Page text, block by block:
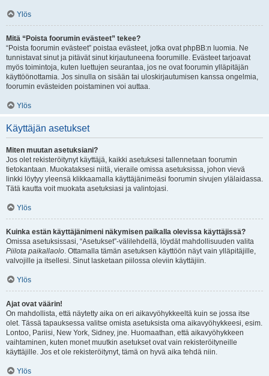
Ylös
Mitä “Poista foorumin evästeet” tekee?
“Poista foorumin evästeet” poistaa evästeet, jotka ovat phpBB:n luomia. Ne
tunnistavat sinut ja pitävät sinut kirjautuneena foorumille. Evästeet tarjoavat
myös toimintoja, kuten luettujen seurantaa, jos ne ovat foorumin ylläpitäjän
käyttöönottamia. Jos sinulla on sisään tai uloskirjautumisen kanssa ongelmia,
foorumin evästeiden poistaminen voi auttaa.
Ylös
Käyttäjän asetukset
Miten muutan asetuksiani?
Jos olet rekisteröitynyt käyttäjä, kaikki asetuksesi tallennetaan foorumin
tietokantaan. Muokataksesi niitä, vieraile omissa asetuksissa, johon vievä
linkki löytyy yleensä klikkaamalla käyttäjänimeäsi foorumin sivujen ylälaidassa.
Tätä kautta voit muokata asetuksiasi ja valintojasi.
Ylös
Kuinka estän käyttäjänimeni näkymisen paikalla olevissa käyttäjissä?
Omissa asetuksissasi, “Asetukset”-välilehdellä, löydät mahdollisuuden valita
Piilota paikallaolo. Ottamalla tämän asetuksen käyttöön näyt vain ylläpitäjille,
valvojille ja itsellesi. Sinut lasketaan piilossa oleviin käyttäjiin.
Ylös
Ajat ovat väärin!
On mahdollista, että näytetty aika on eri aikavyöhykkeeltä kuin se jossa itse
olet. Tässä tapauksessa valitse omista asetuksista oma aikavyöhykkeesi, esim.
Lontoo, Pariisi, New York, Sidney, jne. Huomaathan, että aikavyöhykkeen
vaihtaminen, kuten monet muutkin asetukset ovat vain rekisteröityneille
käyttäjille. Jos et ole rekisteröitynyt, tämä on hyvä aika tehdä niin.
Ylös